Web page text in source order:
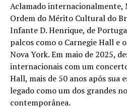
Aclamado internacionalmente,
Ordem do Mérito Cultural do
Infante D. Henrique, de
palcos como o Carnegie Hall e
Nova York. Em maio de 2025,
internacionais com um
Hall, mais de 50 anos após sua
legado como um dos grandes
contemporânea.